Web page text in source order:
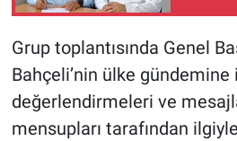
Grup toplantısında Genel
Bahçeli’nin ülke gündemine
değerlendirmeleri ve
mensupları tarafından